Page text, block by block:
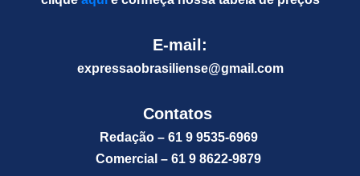
E-mail:
expressaobrasiliense@gmail.com
Contatos
Redação – 61 9 9535-6969
Comercial – 61 9 8622-9879